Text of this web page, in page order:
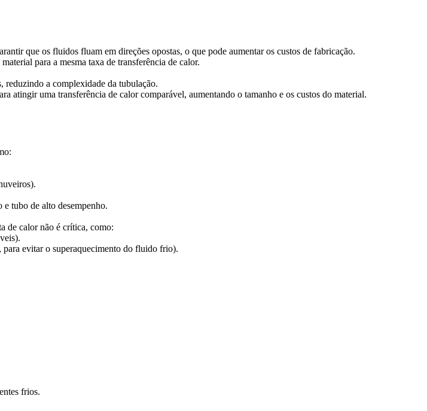
que os fluidos fluam em direções opostas, o que pode aumentar os custos de fabricação.
para a mesma taxa de transferência de calor.
reduzindo a complexidade da tubulação.
atingir uma transferência de calor comparável, aumentando o tamanho e os custos do material.
tubo de alto desempenho.
de calor não é crítica, como:
para evitar o superaquecimento do fluido frio).
frios.